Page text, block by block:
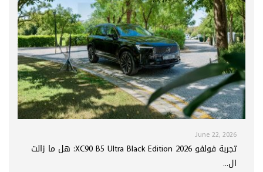
June 22, 2026
تجربة فولفو XC90 B5 Ultra Black Edition 2026: هل ما زالت
ال...